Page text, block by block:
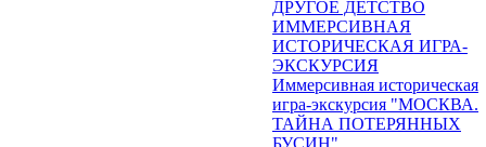
ДРУГОЕ ДЕТСТВО
ИММЕРСИВНАЯ
ИСТОРИЧЕСКАЯ ИГРА-
ЭКСКУРСИЯ
Иммерсивная историческая
игра-экскурсия "МОСКВА.
ТАЙНА ПОТЕРЯННЫХ